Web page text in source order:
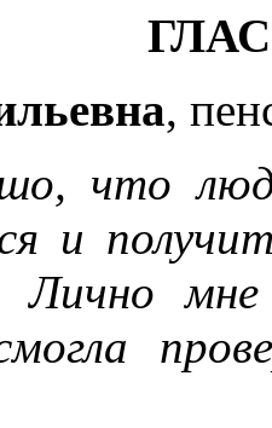
,
что
и
Лично